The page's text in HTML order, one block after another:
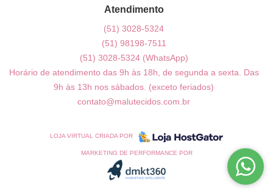
Atendimento
(51) 3028-5324
(51) 98198-7511
(51) 3028-5324 (WhatsApp)
Horário de atendimento das 9h às 18h, de segunda a sexta. Das
9h às 13h nos sábados. (exceto feriados)
contato@malutecidos.com.br
LOJA VIRTUAL CRIADA POR
MARKETING DE PERFORMANCE POR